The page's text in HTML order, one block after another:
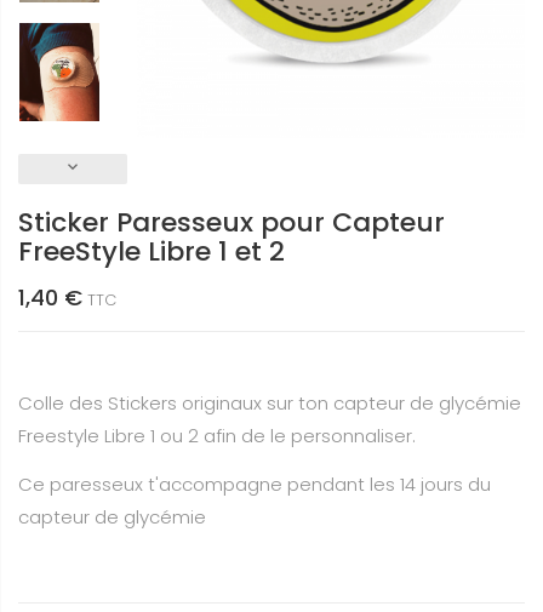
keyboard_arrow_down
Sticker Paresseux pour Capteur
FreeStyle Libre 1 et 2
1,40 € TTC
Colle des Stickers originaux sur ton capteur de glycémie
Freestyle Libre 1 ou 2 afin de le personnaliser.
Ce paresseux t'accompagne pendant les 14 jours du
capteur de glycémie